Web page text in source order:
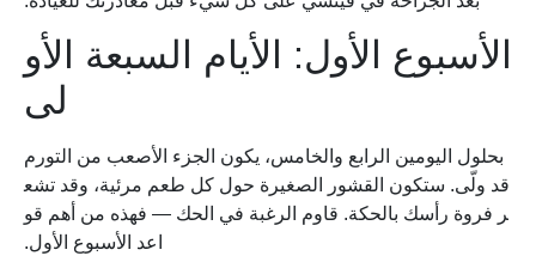
الأسبوع الأول: الأيام السبعة الأو
لى
بحلول اليومين الرابع والخامس، يكون الجزء الأصعب من التورم
قد ولّى. ستكون القشور الصغيرة حول كل طعم مرئية، وقد تشع
ر فروة رأسك بالحكة. قاوم الرغبة في الحك — فهذه من أهم قو
اعد الأسبوع الأول.